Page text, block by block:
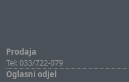
Prodaja
Tel: 033/722-079
Oglasni odjel